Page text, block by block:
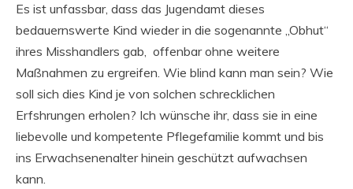
Es ist unfassbar, dass das Jugendamt dieses
bedauernswerte Kind wieder in die sogenannte „Obhut“
ihres Misshandlers gab, offenbar ohne weitere
Maßnahmen zu ergreifen. Wie blind kann man sein? Wie
soll sich dies Kind je von solchen schrecklichen
Erfshrungen erholen? Ich wünsche ihr, dass sie in eine
liebevolle und kompetente Pflegefamilie kommt und bis
ins Erwachsenenalter hinein geschützt aufwachsen
kann.